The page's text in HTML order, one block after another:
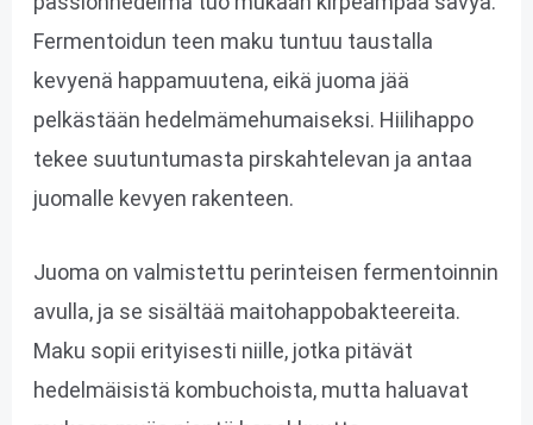
Fermentoidun teen maku tuntuu taustalla
kevyenä happamuutena, eikä juoma jää
pelkästään hedelmämehumaiseksi. Hiilihappo
tekee suutuntumasta pirskahtelevan ja antaa
juomalle kevyen rakenteen.
Juoma on valmistettu perinteisen fermentoinnin
avulla, ja se sisältää maitohappobakteereita.
Maku sopii erityisesti niille, jotka pitävät
hedelmäisistä kombuchoista, mutta haluavat